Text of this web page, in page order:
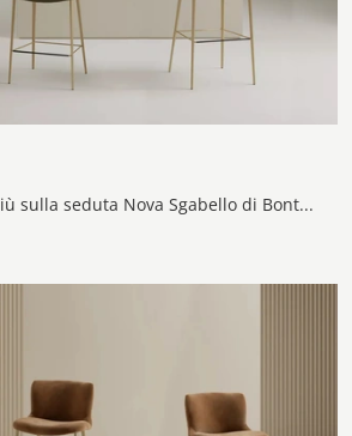
Clicca e scopri di più sulla seduta Nova Sgabello di Bontempi in tessuto: le più originali Sedie sgabelli design ti attendono.